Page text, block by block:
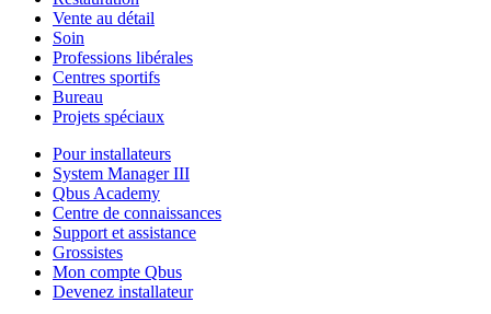
Vente au détail
Soin
Professions libérales
Centres sportifs
Bureau
Projets spéciaux
Pour installateurs
System Manager III
Qbus Academy
Centre de connaissances
Support et assistance
Grossistes
Mon compte Qbus
Devenez installateur